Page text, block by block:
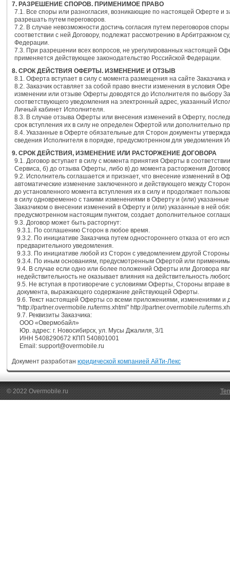
7. РАЗРЕШЕНИЕ СПОРОВ. ПРИМЕНИМОЕ ПРАВО
7.1. Все споры или разногласия, возникающие по настоящей Оферте и
разрешать путем переговоров.
7.2. В случае невозможности достичь согласия путем переговоров
соответствии с ней Договору, подлежат рассмотрению в Арбитражном
Федерации.
7.3. При разрешении всех вопросов, не урегулированных настоящей
применяется действующее законодательство Российской Федерации.
8. СРОК ДЕЙСТВИЯ ОФЕРТЫ. ИЗМЕНЕНИЕ И ОТЗЫВ
8.1. Оферта вступает в силу с момента размещения на сайте Заказчика
8.2. Заказчик оставляет за собой право внести изменения в условия
изменении или отзыве Оферты доводятся до Исполнителя по выбору
соответствующего уведомления на электронный адрес, указанный
Личный кабинет Исполнителя.
8.3. В случае отзыва Оферты или внесения изменений в Оферту,
срок вступления их в силу не определен Офертой или дополнительно
8.4. Указанные в Оферте обязательные для Сторон документы
сведения Исполнителя в порядке, предусмотренном для уведомления
9. СРОК ДЕЙСТВИЯ, ИЗМЕНЕНИЕ ИЛИ РАСТОРЖЕНИЕ ДОГОВОРА
9.1. Договор вступает в силу с момента принятия Оферты в
Сервиса, б) до отзыва Оферты, либо в) до момента расторжения
9.2. Исполнитель соглашается и признает, что внесение изменений в
автоматические изменение заключенного и действующего между
до установленного момента вступления их в силу и продолжает
в силу одновременно с такими изменениями в Оферту и (или)
Заказчиком о внесении изменений в Оферту и (или) указанные в ней
предусмотренном настоящим пунктом, создает дополнительное
9.3. Договор может быть расторгнут:
9.3.1. По соглашению Сторон в любое время.
9.3.2. По инициативе Заказчика путем одностороннего отказа от его
предварительного уведомления.
9.3.3. По инициативе любой из Сторон с уведомлением другой
9.3.4. По иным основаниям, предусмотренным Офертой или
9.4. В случае если одно или более положений Оферты или Договора
недействительность не оказывает влияния на действительность
9.5. Не вступая в противоречие с условиями Оферты, Стороны вправе
документа, выражающего содержание действующей Оферты.
9.6. Текст настоящей Оферты со всеми приложениями, изменениями и
"http://partner.overmobile.ru/terms.xhtml" http://partner.overmobile.ru/
9.7. Реквизиты Заказчика:
ООО «Овермобайл»
Юр. адрес: г. Новосибирск, ул. Мусы Джалиля, 3/1
ИНН 5408290672 КПП 540801001
Email: support@overmobile.ru
Документ разработан юридической компанией АйТи-Лекс
© 2022 Overmobile.ru